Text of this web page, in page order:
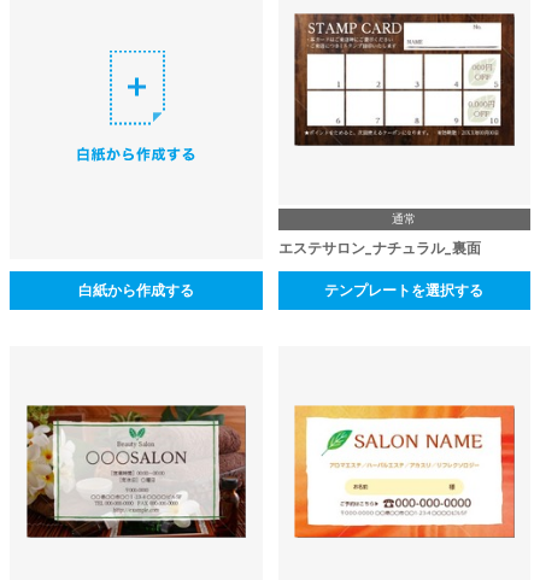
白紙から作成する
通常
エステサロン_ナチュラル_裏面
テンプレートを選択する